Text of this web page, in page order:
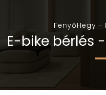
FenyőHegy -
E-bike bérlés